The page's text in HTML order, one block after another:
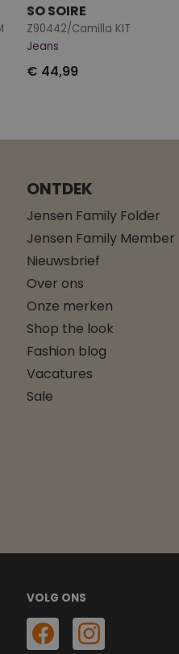
SO SOIRE
Z90442/Camilla KIT
Jeans
€ 44,99
ONTDEK
Jensen Family Folder
Jensen Family Member
Nieuwsbrief
Over ons
Onze merken
Shop the look
Fashion blog
Vacatures
Sale
VOLG ONS